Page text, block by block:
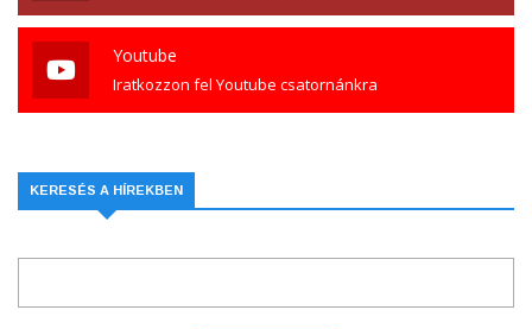
Youtube
Iratkozzon fel Youtube csatornánkra
KERESÉS A HÍREKBEN